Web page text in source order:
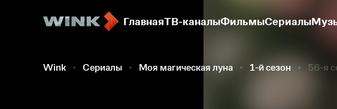
ГлавнаяТВ-каналыФильмыСериалы
Wink Сериалы Моя магическая луна 1-й сезон 56-я